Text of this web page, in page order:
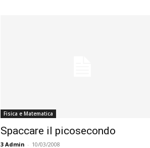
Fisica e Matematica
Spaccare il picosecondo
3 Admin - 10/03/2008